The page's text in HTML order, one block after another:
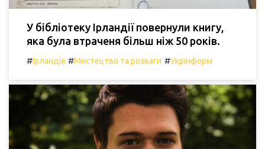
У бібліотеку Ірландії повернули книгу,
яка була втраченя більш ніж 50 років.
#Ірландія #Мистецтво та розваги #Укрінформ